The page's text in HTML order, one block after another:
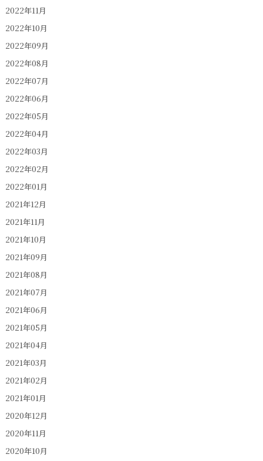
2022年11月
2022年10月
2022年09月
2022年08月
2022年07月
2022年06月
2022年05月
2022年04月
2022年03月
2022年02月
2022年01月
2021年12月
2021年11月
2021年10月
2021年09月
2021年08月
2021年07月
2021年06月
2021年05月
2021年04月
2021年03月
2021年02月
2021年01月
2020年12月
2020年11月
2020年10月